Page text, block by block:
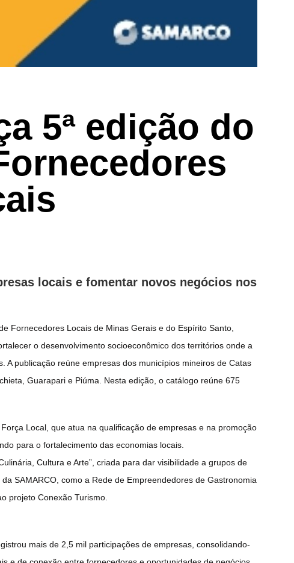
5ª edição do
locais e fomentar novos negócios nos
Fornecedores Locais de Minas Gerais e do Espírito Santo,
o desenvolvimento socioeconômico dos territórios onde a
publicação reúne empresas dos municípios mineiros de Catas
Guarapari e Piúma. Nesta edição, o catálogo reúne 675
Local, que atua na qualificação de empresas e na promoção
para o fortalecimento das economias locais.
Cultura e Arte”, criada para dar visibilidade a grupos de
SAMARCO, como a Rede de Empreendedores de Gastronomia
projeto Conexão Turismo.
mais de 2,5 mil participações de empresas, consolidando-